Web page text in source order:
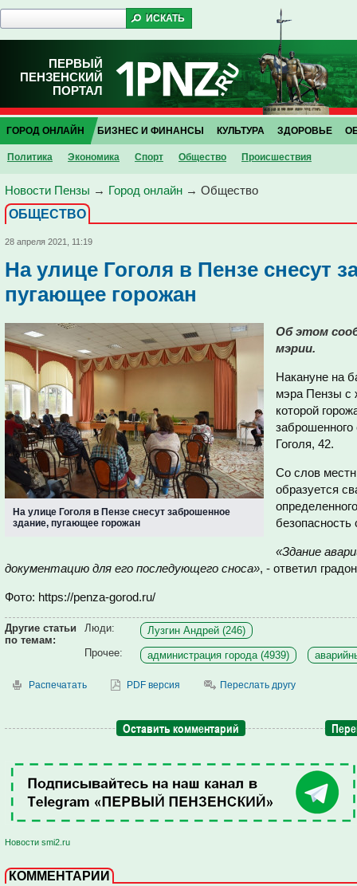
ПЕРВЫЙ
ПЕНЗЕНСКИЙ
ПОРТАЛ
ГОРОД ОНЛАЙН
Политика Экономика Спорт Общество Проиcшествия
БИЗНЕС И ФИНАНСЫ КУЛЬТУРА ЗДОРОВЬЕ
Новости Пензы → Город онлайн → Общество
ОБЩЕСТВО
28 апреля 2021, 11:19
На улице Гоголя в Пензе снесут
пугающее горожан
На улице Гоголя в Пензе снесут заброшенное
здание, пугающее горожан
Об этом
мэрии.
Накануне на
мэра Пензы с
которой
заброшенного
Гоголя, 42.
Со слов
образуется
безопасность
«Здание
документацию для его последующего сноса», - ответил
Фото: https://penza-gorod.ru/
Другие статьи
по темам:
Люди:
Лузгин Андрей (246)
Прочее:
администрация города (4939)
Распечатать PDF версия Переслать другу
Оставить комментарий
Новости smi2.ru
КОММЕНТАРИИ